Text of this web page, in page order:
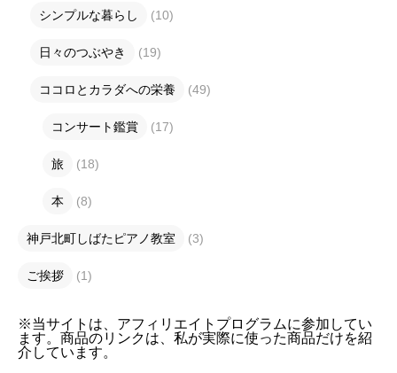
シンプルな暮らし (10)
日々のつぶやき (19)
ココロとカラダへの栄養 (49)
コンサート鑑賞 (17)
旅 (18)
本 (8)
神戸北町しばたピアノ教室 (3)
ご挨拶 (1)
※当サイトは、アフィリエイトプログラムに参加してい
ます。商品のリンクは、私が実際に使った商品だけを紹
介しています。